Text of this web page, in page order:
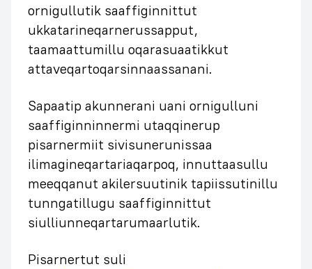
ornigullutik saaffiginnittut
ukkatarineqarnerussapput,
taamaattumillu oqarasuaatikkut
attaveqartoqarsinnaassanani.
Sapaatip akunnerani uani ornigulluni
saaffiginninnermi utaqqinerup
pisarnermiit sivisunerunissaa
ilimagineqartariaqarpoq, innuttaasullu
meeqqanut akilersuutinik tapiissutinillu
tunngatillugu saaffiginnittut
siulliunneqartarumaarlutik.
Pisarnertut suli